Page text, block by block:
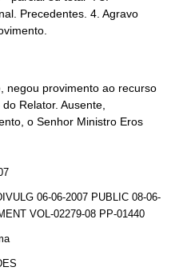
negou provimento ao recurso
Relator. Ausente,
o Senhor Ministro Eros
06-06-2007 PUBLIC 08-06-
VOL-02279-08 PP-01440